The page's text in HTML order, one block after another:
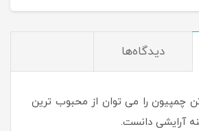
دیدگاه‌ها
چمپیون را می توان از محبوب ترین
آرایشی دانست.